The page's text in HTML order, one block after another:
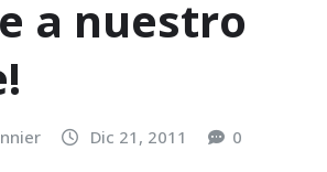
a nuestro
Dic 21, 2011 0